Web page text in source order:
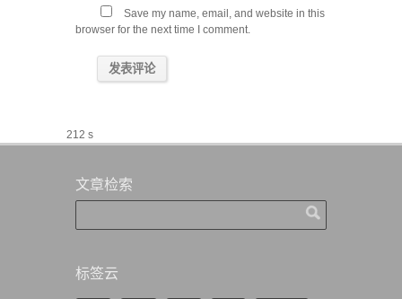
Save my name, email, and website in this
browser for the next time I comment.
212 s
文章检索
标签云